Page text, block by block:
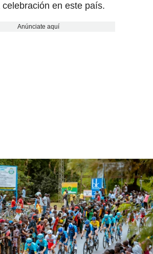
en este país.
Anúnciate aquí